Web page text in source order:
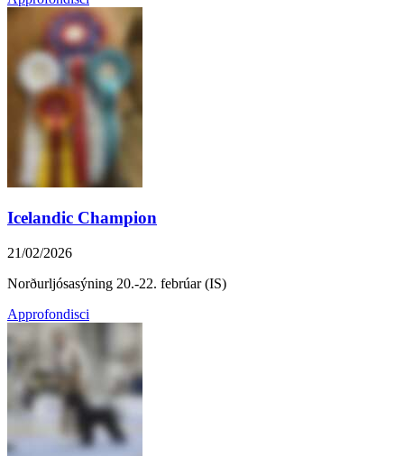
Icelandic Champion
21/02/2026
Norðurljósasýning 20.-22. febrúar (IS)
Approfondisci